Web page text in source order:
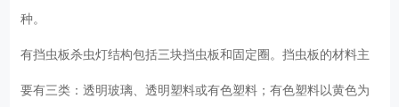
种。
有挡虫板杀虫灯结构包括三块挡虫板和固定圈。挡虫板的材料主
要有三类：透明玻璃、透明塑料或有色塑料；有色塑料以黄色为